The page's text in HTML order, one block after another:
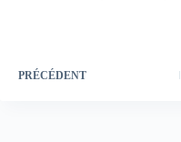
PRÉCÉDENT